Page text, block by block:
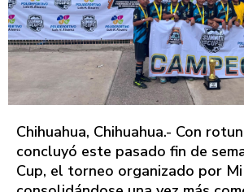
​Chihuahua, Chihuahua.- Con
concluyó este pasado fin de
Cup, el torneo organizado por